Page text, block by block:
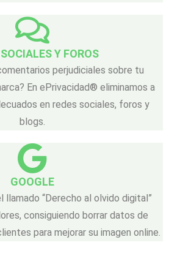
SOCIALES Y FOROS
perjudiciales sobre tu
En ePrivacidad® eliminamos a
en redes sociales, foros y
blogs.
GOOGLE
“Derecho al olvido digital”
consiguiendo borrar datos de
para mejorar su imagen online.